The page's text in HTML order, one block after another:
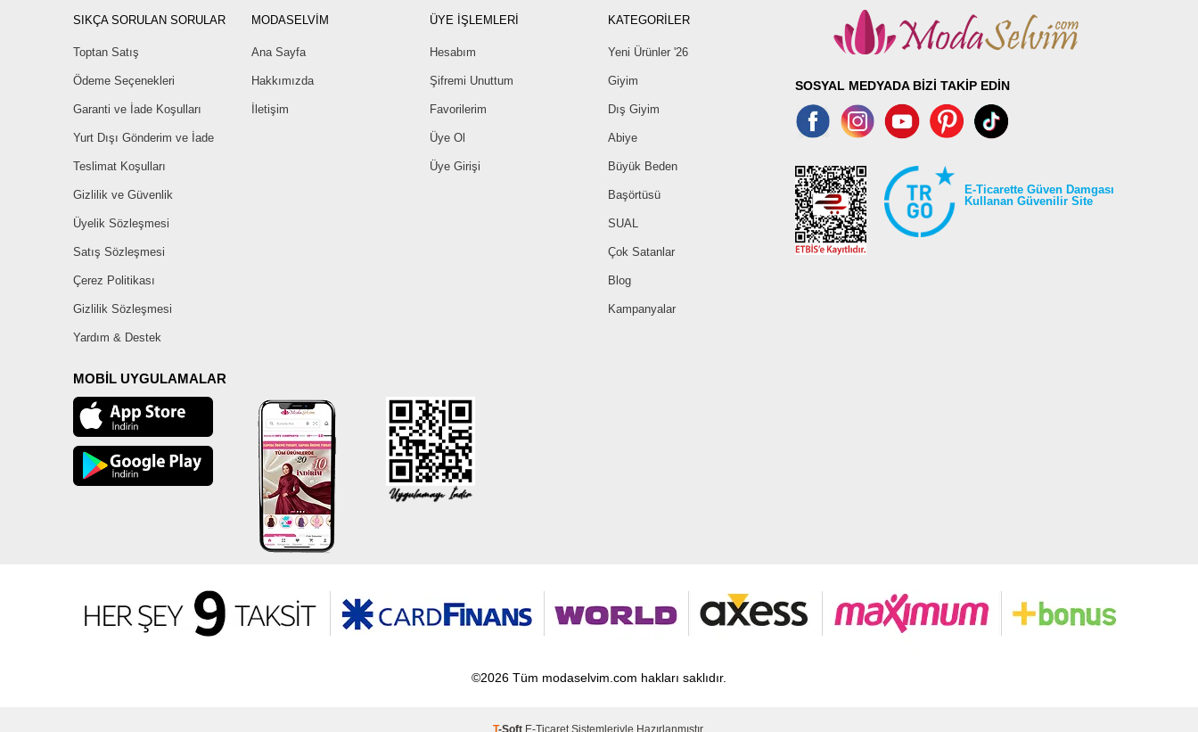
SIKÇA SORULAN SORULAR
Toptan Satış
Ödeme Seçenekleri
Garanti ve İade Koşulları
Yurt Dışı Gönderim ve İade
Teslimat Koşulları
Gizlilik ve Güvenlik
Üyelik Sözleşmesi
Satış Sözleşmesi
Çerez Politikası
Gizlilik Sözleşmesi
Yardım & Destek
MODASELVİM
Ana Sayfa
Hakkımızda
İletişim
ÜYE İŞLEMLERİ
Hesabım
Şifremi Unuttum
Favorilerim
Üye Ol
Üye Girişi
KATEGORİLER
Yeni Ürünler '26
Giyim
Dış Giyim
Abiye
Büyük Beden
Başörtüsü
SUAL
Çok Satanlar
Blog
Kampanyalar
MOBİL UYGULAMALAR
SOSYAL MEDYADA BİZİ TAKİP EDİN
E-Ticarette Güven Damgası
Kullanan Güvenilir Site
©2026 Tüm modaselvim.com hakları saklıdır.
T-Soft E-Ticaret Sistemleriyle Hazırlanmıştır.